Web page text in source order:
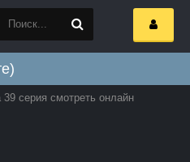
39 серия смотреть онлайн